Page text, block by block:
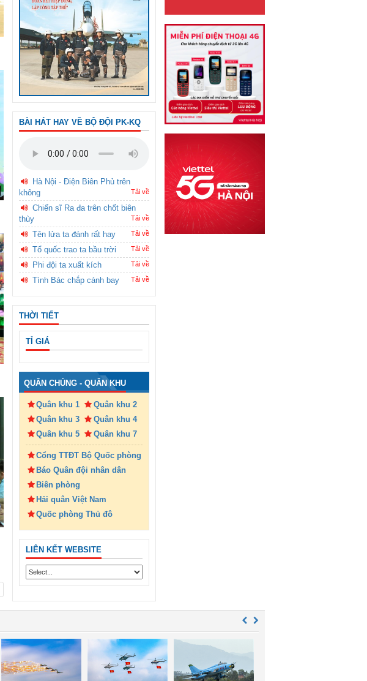
BÀI HÁT HAY VỀ BỘ ĐỘI PK-KQ
Hà Nội - Điện Biên Phủ trên
không
Tải về
Chiến sĩ Ra đa trên chốt biên
thùy
Tải về
Tên lửa ta đánh rất hay Tải về
Tổ quốc trao ta bầu trời Tải về
Phi đội ta xuất kích Tải về
Tình Bác chắp cánh bay Tải về
THỜI TIẾT
TỈ GIÁ
QUÂN CHỦNG - QUÂN KHU
Quân khu 1
Quân khu 2
Quân khu 3
Quân khu 4
Quân khu 5
Quân khu 7
Cổng TTĐT Bộ Quốc phòng
Báo Quân đội nhân dân
Biên phòng
Hải quân Việt Nam
Quốc phòng Thủ đô
LIÊN KẾT WEBSITE